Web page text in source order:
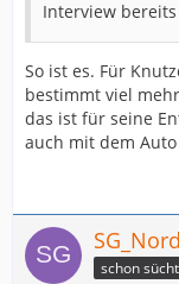
Interview
So ist es. Für
bestimmt viel
das ist für seine
auch mit dem
schon